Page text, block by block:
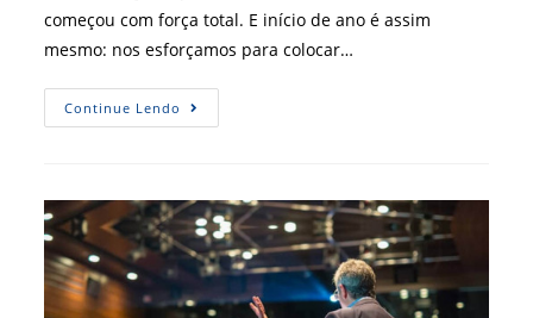
começou com força total. E início de ano é assim
mesmo: nos esforçamos para colocar…
Continue Lendo Insistir,
Persistir